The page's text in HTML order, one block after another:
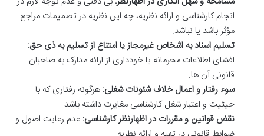
انجام کارشناسی و ارائه نظریه، چه این نظریه در تصمیمات مراجع
مؤثر باشد یا نباشد.
تسلیم اسناد به اشخاص غیرمجاز یا امتناع از تسلیم به ذی حق:
افشای اطلاعات محرمانه یا خودداری از ارائه مدارک به صاحبان
قانونی آن ها.
سوء رفتار و اعمال خلاف شئونات شغلی: هرگونه رفتاری که با
حیثیت و اعتبار شغل کارشناسی مغایرت داشته باشد.
نقض قوانین و مقررات در اظهارنظر کارشناسی: عدم رعایت اصول و